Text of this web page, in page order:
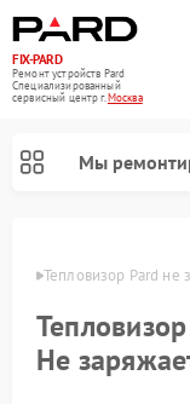
FIX-PARD
Ремонт устройств Pard
Специализированный
cервисный центр г.Москва
Мы
Тепловизор Pard не
Тепловизор
Не